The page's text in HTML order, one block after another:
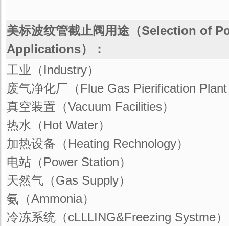
美标波纹管截止阀用途（Selection of
Applications）：
工业（Industry）
废气净化厂（Flue Gas Pierification
真空装置（Vacuum Facilities）
热水（Hot Water）
加热设备（Heating Rechnology）
电站（Power Station）
天然气（Gas Supply）
氨（Ammonia）
冷冻系统（cLLLING&Freezing Systme）